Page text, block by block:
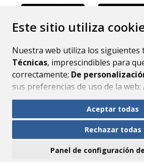
Este sitio utiliza
Nuestra web utiliza los siguientes
Técnicas, imprescindibles para
correctamente; De
sus preferencias de uso de la web;
mejorar el funcionamiento de la
Si acepta pulsando el botón
consideramos que acepta su uso.
ninguna acción, se guardarán las
Aceptar todas
Rechazar todas
Panel de configuración